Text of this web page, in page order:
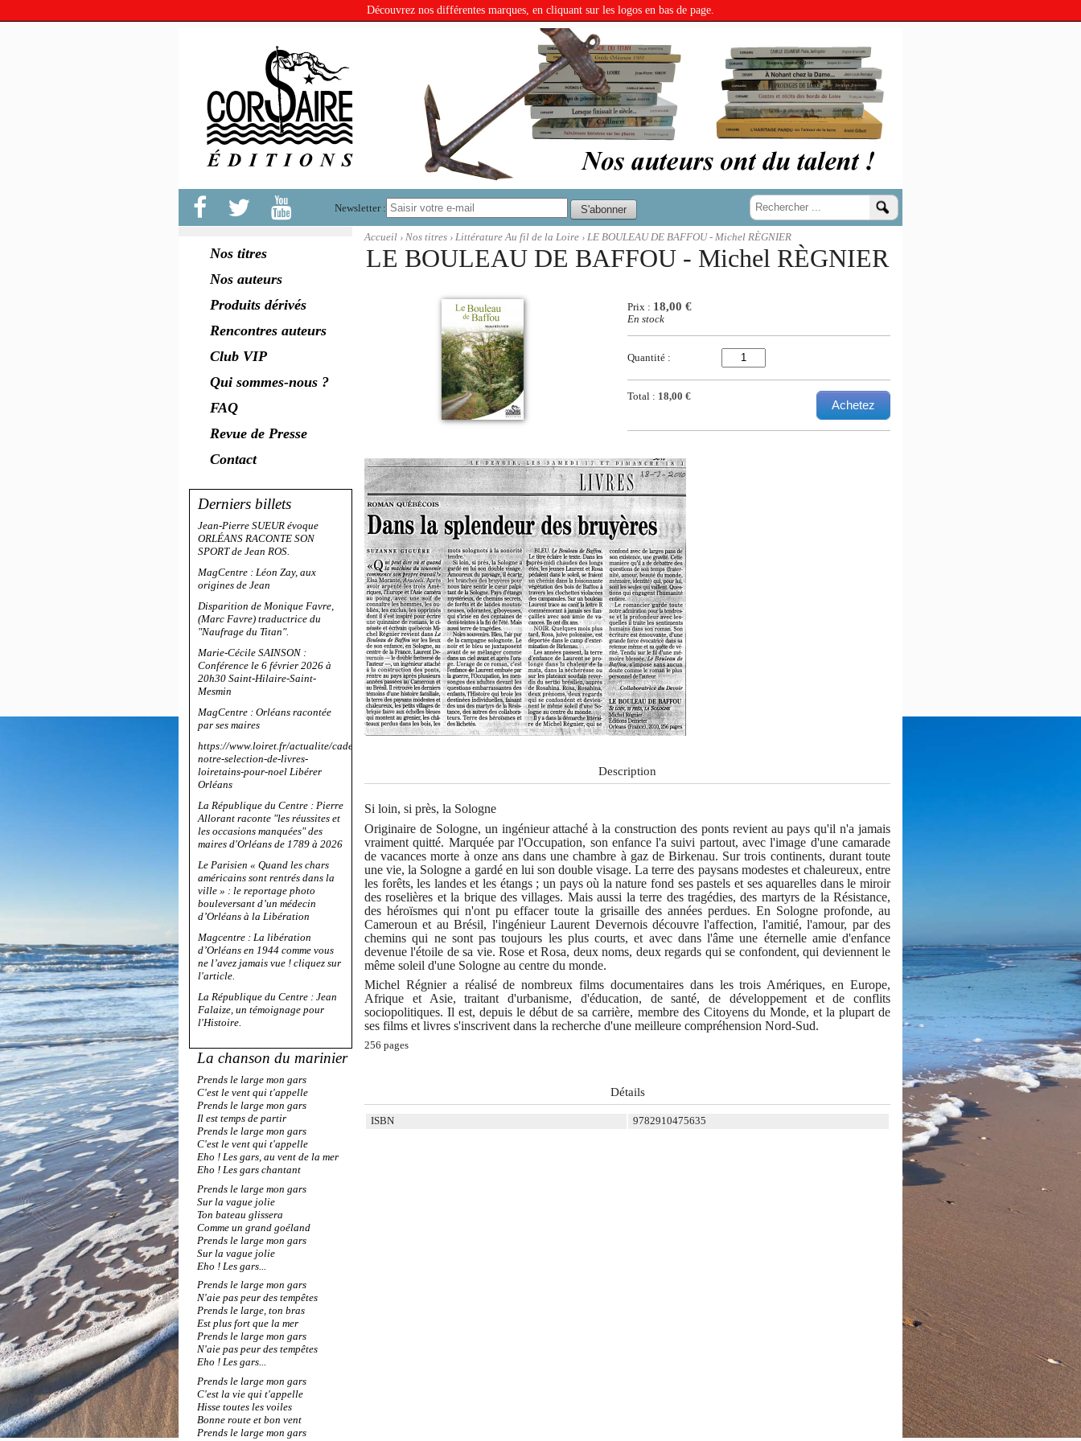
Découvrez nos différentes marques, en cliquant sur les logos en bas de page.
Newsletter :
Accueil › Nos titres › Littérature Au fil de la Loire › LE BOULEAU DE BAFFOU - Michel RÈGNIER
LE BOULEAU DE BAFFOU - Michel RÈGNIER
Prix : 18,00 €
En stock
Quantité :
Achetez
Total : 18,00 €
Description
Si loin, si près, la Sologne
Originaire de Sologne, un ingénieur attaché à la construction des ponts revient au pays qu'il n'a jamais
vraiment quitté. Marquée par l'Occupation, son enfance l'a suivi partout, avec l'image d'une camarade
de vacances morte à onze ans dans une chambre à gaz de Birkenau. Sur trois continents, durant toute
une vie, la Sologne a gardé en lui son double visage. La terre des paysans modestes et chaleureux, entre
les forêts, les landes et les étangs ; un pays où la nature fond ses pastels et ses aquarelles dans le miroir
des roselières et la brique des villages. Mais aussi la terre des tragédies, des martyrs de la Résistance,
des héroïsmes qui n'ont pu effacer toute la grisaille des années perdues. En Sologne profonde, au
Cameroun et au Brésil, l'ingénieur Laurent Devernois découvre l'affection, l'amitié, l'amour, par des
chemins qui ne sont pas toujours les plus courts, et avec dans l'âme une éternelle amie d'enfance
devenue l'étoile de sa vie. Rose et Rosa, deux noms, deux regards qui se confondent, qui deviennent le
même soleil d'une Sologne au centre du monde.
Michel Régnier a réalisé de nombreux films documentaires dans les trois Amériques, en Europe,
Afrique et Asie, traitant d'urbanisme, d'éducation, de santé, de développement et de conflits
sociopolitiques. Il est, depuis le début de sa carrière, membre des Citoyens du Monde, et la plupart de
ses films et livres s'inscrivent dans la recherche d'une meilleure compréhension Nord-Sud.
256 pages
Détails
ISBN 9782910475635
Nos titres
Nos auteurs
Produits dérivés
Rencontres auteurs
Club VIP
Qui sommes-nous ?
FAQ
Revue de Presse
Contact
Derniers billets
Jean-Pierre SUEUR évoque
ORLÉANS RACONTE SON
SPORT de Jean ROS.
MagCentre : Léon Zay, aux
origines de Jean
Disparition de Monique Favre,
(Marc Favre) traductrice du
"Naufrage du Titan".
Marie-Cécile SAINSON :
Conférence le 6 février 2026 à
20h30 Saint-Hilaire-Saint-
Mesmin
MagCentre : Orléans racontée
par ses maires
https://www.loiret.fr/actualite/cadeaux-
notre-selection-de-livres-
loiretains-pour-noel Libérer
Orléans
La République du Centre : Pierre
Allorant raconte "les réussites et
les occasions manquées" des
maires d'Orléans de 1789 à 2026
Le Parisien « Quand les chars
américains sont rentrés dans la
ville » : le reportage photo
bouleversant d’un médecin
d’Orléans à la Libération
Magcentre : La libération
d’Orléans en 1944 comme vous
ne l’avez jamais vue ! cliquez sur
l'article.
La République du Centre : Jean
Falaize, un témoignage pour
l'Histoire.
La chanson du marinier
Prends le large mon gars
C'est le vent qui t'appelle
Prends le large mon gars
Il est temps de partir
Prends le large mon gars
C'est le vent qui t'appelle
Eho ! Les gars, au vent de la mer
Eho ! Les gars chantant
Prends le large mon gars
Sur la vague jolie
Ton bateau glissera
Comme un grand goéland
Prends le large mon gars
Sur la vague jolie
Eho ! Les gars...
Prends le large mon gars
N'aie pas peur des tempêtes
Prends le large, ton bras
Est plus fort que la mer
Prends le large mon gars
N'aie pas peur des tempêtes
Eho ! Les gars...
Prends le large mon gars
C'est la vie qui t'appelle
Hisse toutes les voiles
Bonne route et bon vent
Prends le large mon gars